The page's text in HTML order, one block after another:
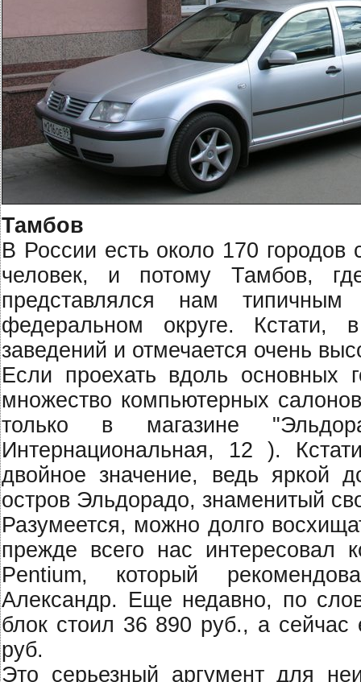
Тамбов
В России есть около 170
человек, и потому Тамбов,
представлялся нам
федеральном округе.
заведений и отмечается очень
Если проехать вдоль основных
множество компьютерных
только в магазине
Интернациональная, 12 ).
двойное значение, ведь яркой
остров Эльдорадо, знаменитый
Разумеется, можно долго
прежде всего нас интересовал
Pentium, который
Александр. Еще недавно, по
блок стоил 36 890 руб., а сейчас
руб.
Это серьезный аргумент для